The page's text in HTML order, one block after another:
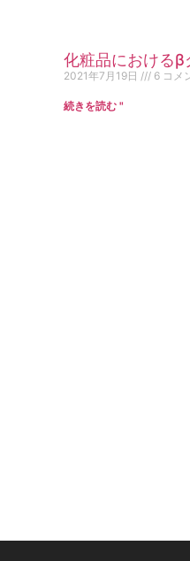
化粧品におけるβ
2021年7月19日 6 コメ
続きを読む "